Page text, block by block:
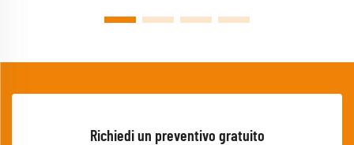
Richiedi un preventivo gratuito